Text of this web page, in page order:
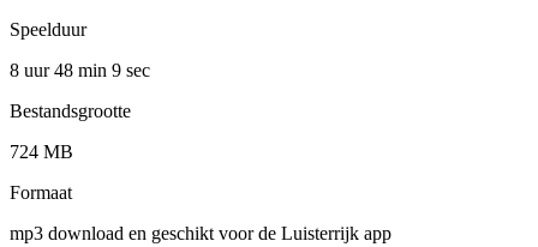
Speelduur
8 uur 48 min 9 sec
Bestandsgrootte
724 MB
Formaat
mp3 download en geschikt voor de Luisterrijk app